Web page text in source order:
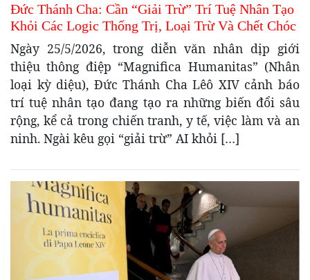
Đức Thánh Cha: Cần “Giải Trừ” Trí Tuệ Nhân Tạo
Khỏi Các Logic Thống Trị, Loại Trừ Và Chết Chóc
Ngày 25/5/2026, trong diễn văn nhân dịp giới
thiệu thông điệp “Magnifica Humanitas” (Nhân
loại kỳ diệu), Đức Thánh Cha Lêô XIV cảnh báo
trí tuệ nhân tạo đang tạo ra những biến đổi sâu
rộng, kể cả trong chiến tranh, y tế, việc làm và an
ninh. Ngài kêu gọi “giải trừ” AI khỏi […]